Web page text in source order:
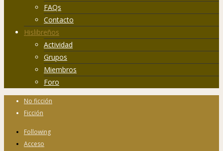
FAQs
Contacto
Hislibreños
Actividad
Grupos
Miembros
Foro
No ficción
Ficción
Following
Acceso